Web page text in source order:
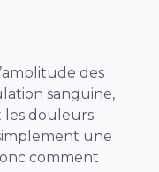
des
sanguine,
les douleurs
une
comment